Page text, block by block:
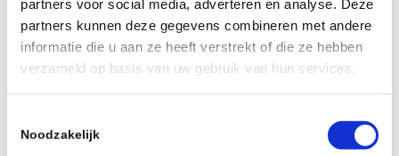
partners voor social media, adverteren en analyse. Deze
partners kunnen deze gegevens combineren met andere
informatie die u aan ze heeft verstrekt of die ze hebben
verzameld op basis van uw gebruik van hun services.
Noodzakelijk
De ruimte moet tot slot gelucht
worden. We voeren indien nodig
gaten dichten, zodat de ruimte weer